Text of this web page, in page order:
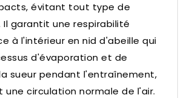
évitant tout type de
Il garantit une respirabilité
à l'intérieur en nid d'abeille qui
d'évaporation et de
sueur pendant l'entraînement,
une circulation normale de l'air.